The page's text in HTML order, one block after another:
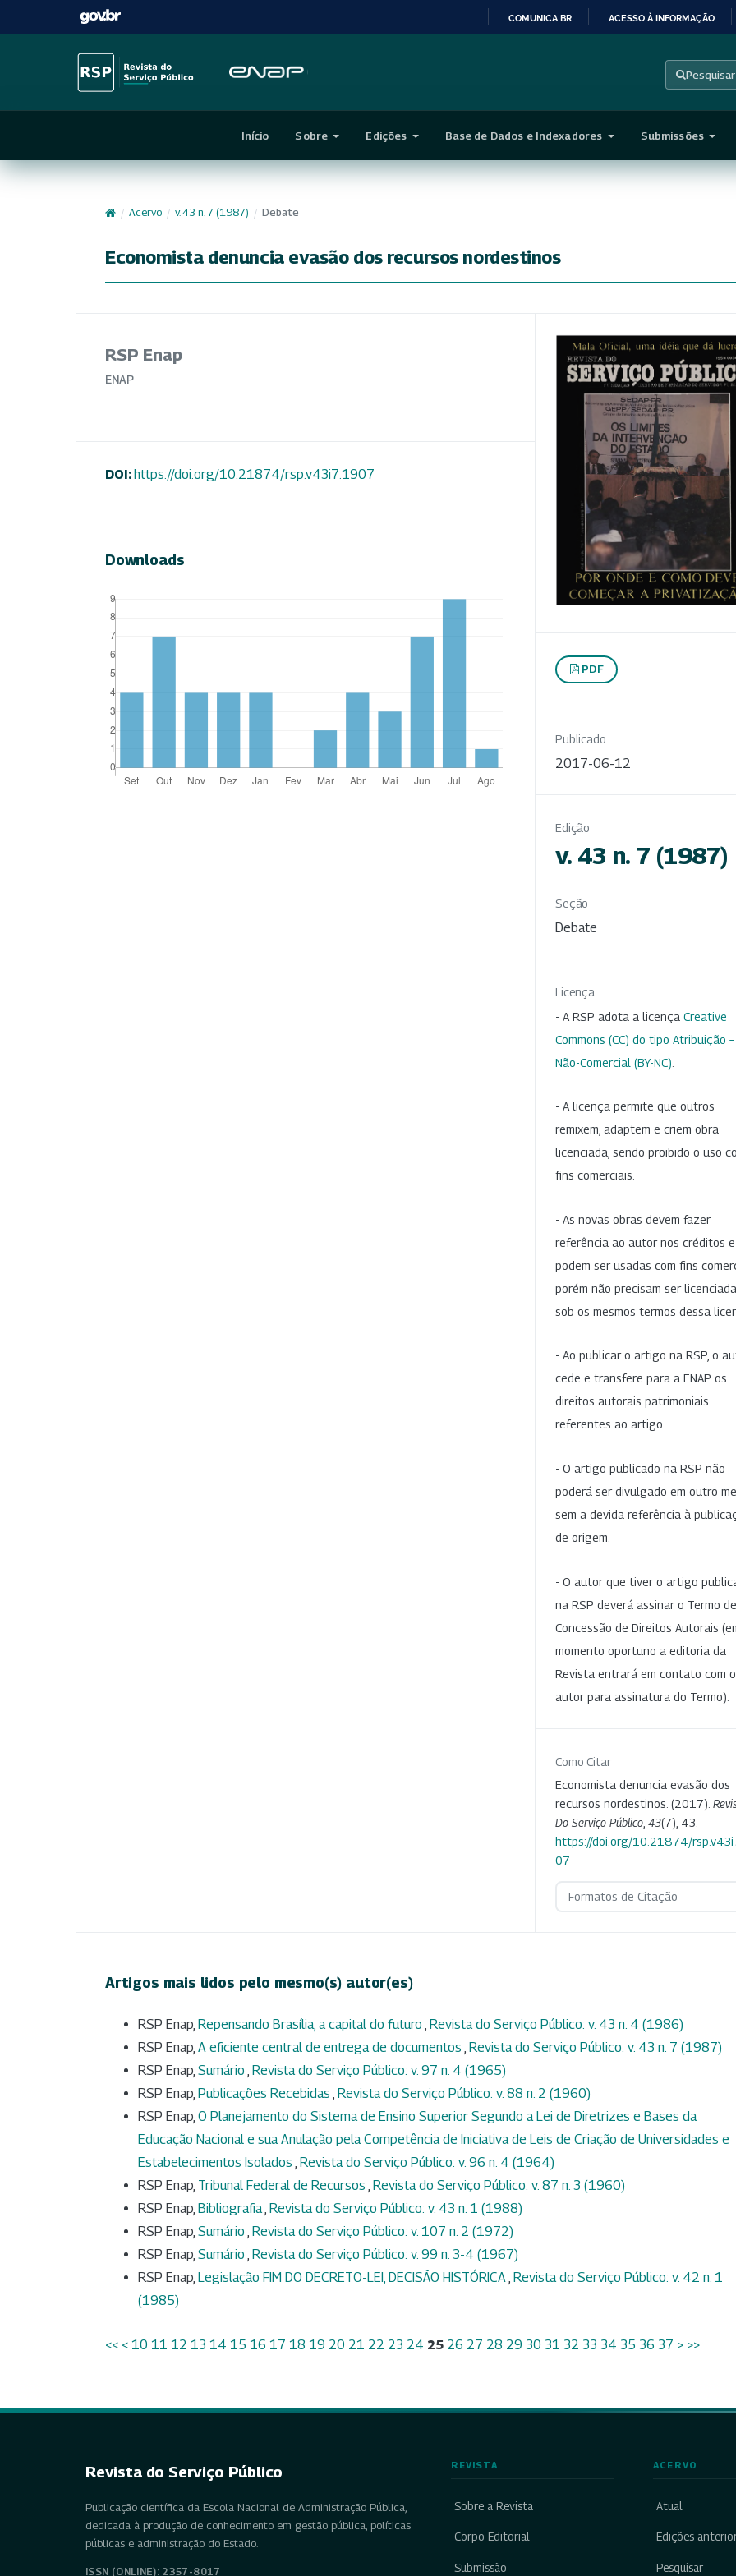
CONTEÚDO
COMUNICA BR ACESSO À INFORMAÇÃO
Pesquisar
Início Sobre Edições Base de Dados e Indexadores Submissões
/ Acervo / v. 43 n. 7 (1987) / Debate
Economista denuncia evasão dos recursos nordestinos
RSP Enap
ENAP
DOI:https://doi.org/10.21874/rsp.v43i7.1907
Downloads
PDF
Publicado
2017-06-12
Edição
v. 43 n. 7 (1987)
Seção
Debate
Licença
- A RSP adota a licença Creative
Commons (CC) do tipo Atribuição –
Não-Comercial (BY-NC)
- A licença permite que outros
remixem, adaptem e criem obra
licenciada, sendo proibido o uso
fins comerciais.
- As novas obras devem fazer
referência ao autor nos créditos
podem ser usadas com fins
porém não precisam ser
sob os mesmos termos dessa
- Ao publicar o artigo na RSP, o
cede e transfere para a ENAP os
direitos autorais patrimoniais
referentes ao artigo.
- O artigo publicado na RSP não
poderá ser divulgado em outro
sem a devida referência à
de origem.
- O autor que tiver o artigo
na RSP deverá assinar o Termo de
Concessão de Direitos Autorais
momento oportuno a editoria da
Revista entrará em contato com o
autor para assinatura do Termo).
Como Citar
Economista denuncia evasão dos
recursos nordestinos. (2017).
Do Serviço Público 43(7), 43.
https://doi.org/10.21874/
07
Formatos de Citação
Artigos mais lidos pelo mesmo(s) autor(es)
RSP Enap, Repensando Brasília, a capital do futuro , Revista do Serviço Público: v. 43 n. 4 (1986)
RSP Enap, A eficiente central de entrega de documentos , Revista do Serviço Público: v. 43 n. 7 (1987)
RSP Enap, Sumário , Revista do Serviço Público: v. 97 n. 4 (1965)
RSP Enap, Publicações Recebidas , Revista do Serviço Público: v. 88 n. 2 (1960)
RSP Enap, O Planejamento do Sistema de Ensino Superior Segundo a Lei de Diretrizes e Bases da
Educação Nacional e sua Anulação pela Competência de Iniciativa de Leis de Criação de Universidades e
Estabelecimentos Isolados , Revista do Serviço Público: v. 96 n. 4 (1964)
RSP Enap, Tribunal Federal de Recursos , Revista do Serviço Público: v. 87 n. 3 (1960)
RSP Enap, Bibliografia, Revista do Serviço Público: v. 43 n. 1 (1988)
RSP Enap, Sumário , Revista do Serviço Público: v. 107 n. 2 (1972)
RSP Enap, Sumário , Revista do Serviço Público: v. 99 n. 3-4 (1967)
RSP Enap, Legislação FIM DO DECRETO-LEI, DECISÃO HISTÓRICA, Revista do Serviço Público: v. 42 n. 1
(1985)
<< < 10 11 12 13 14 15 16 17 18 19 20 21 22 23 24 25 26 27 28 29 30 31 32 33 34 35 36 37 > >>
Revista do Serviço Público
Publicação científica da Escola Nacional de Administração Pública,
dedicada à produção de conhecimento em gestão pública, políticas
públicas e administração do Estado.
ISSN (ONLINE): 2357-8017
REVISTA
Sobre a Revista
Corpo Editorial
Submissão
ACERVO
Atual
Edições
Pesquisar